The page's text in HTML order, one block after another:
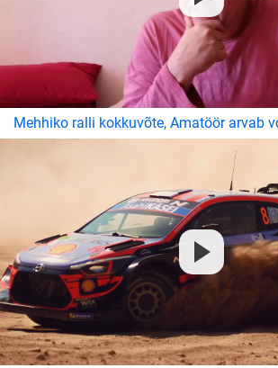
Mehhiko ralli kokkuvõte, Amatöör arvab